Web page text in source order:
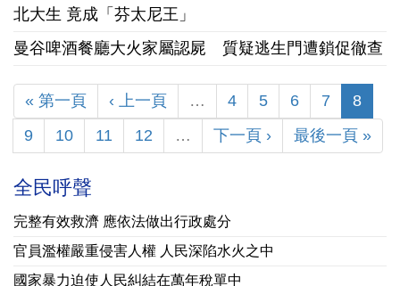
北大生 竟成「芬太尼王」
曼谷啤酒餐廳大火家屬認屍 質疑逃生門遭鎖促徹查
« 第一頁 ‹ 上一頁 … 4 5 6 7
8
9
10 11 12 … 下一頁 › 最後一頁 »
全民呼聲
完整有效救濟 應依法做出行政處分
官員濫權嚴重侵害人權 人民深陷水火之中
國家暴力迫使人民糾結在萬年稅單中